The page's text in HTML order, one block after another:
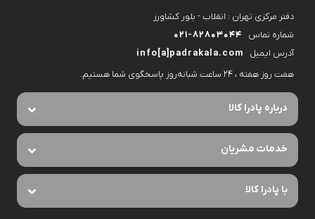
دفتر مرکزی تهران : انقلاب - بلور کشاورز
شماره تماس
۰۲۱-۸۲۸۰۳۰۴۴
آدرس ایمیل
info[a]padrakala.com
هفت روز هفته ، ۲۴ ساعت شبانه‌روز پاسخگوی شما هستیم.
درباره پادرا کالا
خدمات مشریان
با پادرا کالا